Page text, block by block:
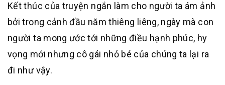
Kết thúc của truyện ngắn làm cho người ta ám ảnh
bởi trong cảnh đầu năm thiêng liêng, ngày mà con
người ta mong ước tới những điều hạnh phúc, hy
vọng mới nhưng cô gái nhỏ bé của chúng ta lại ra
đi như vậy.